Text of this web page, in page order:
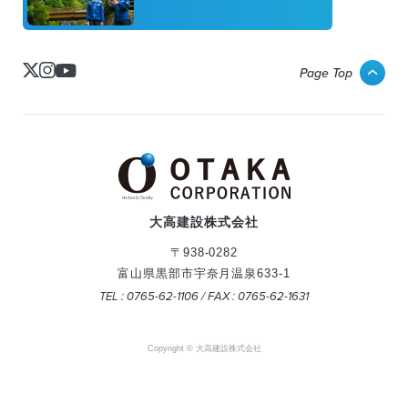
Page Top
大高建設株式会社
〒938-0282
富山県黒部市宇奈月温泉633-1
TEL : 0765-62-1106 / FAX : 0765-62-1631
Copyright © 大高建設株式会社